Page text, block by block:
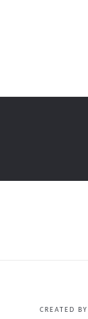
CREATED BY